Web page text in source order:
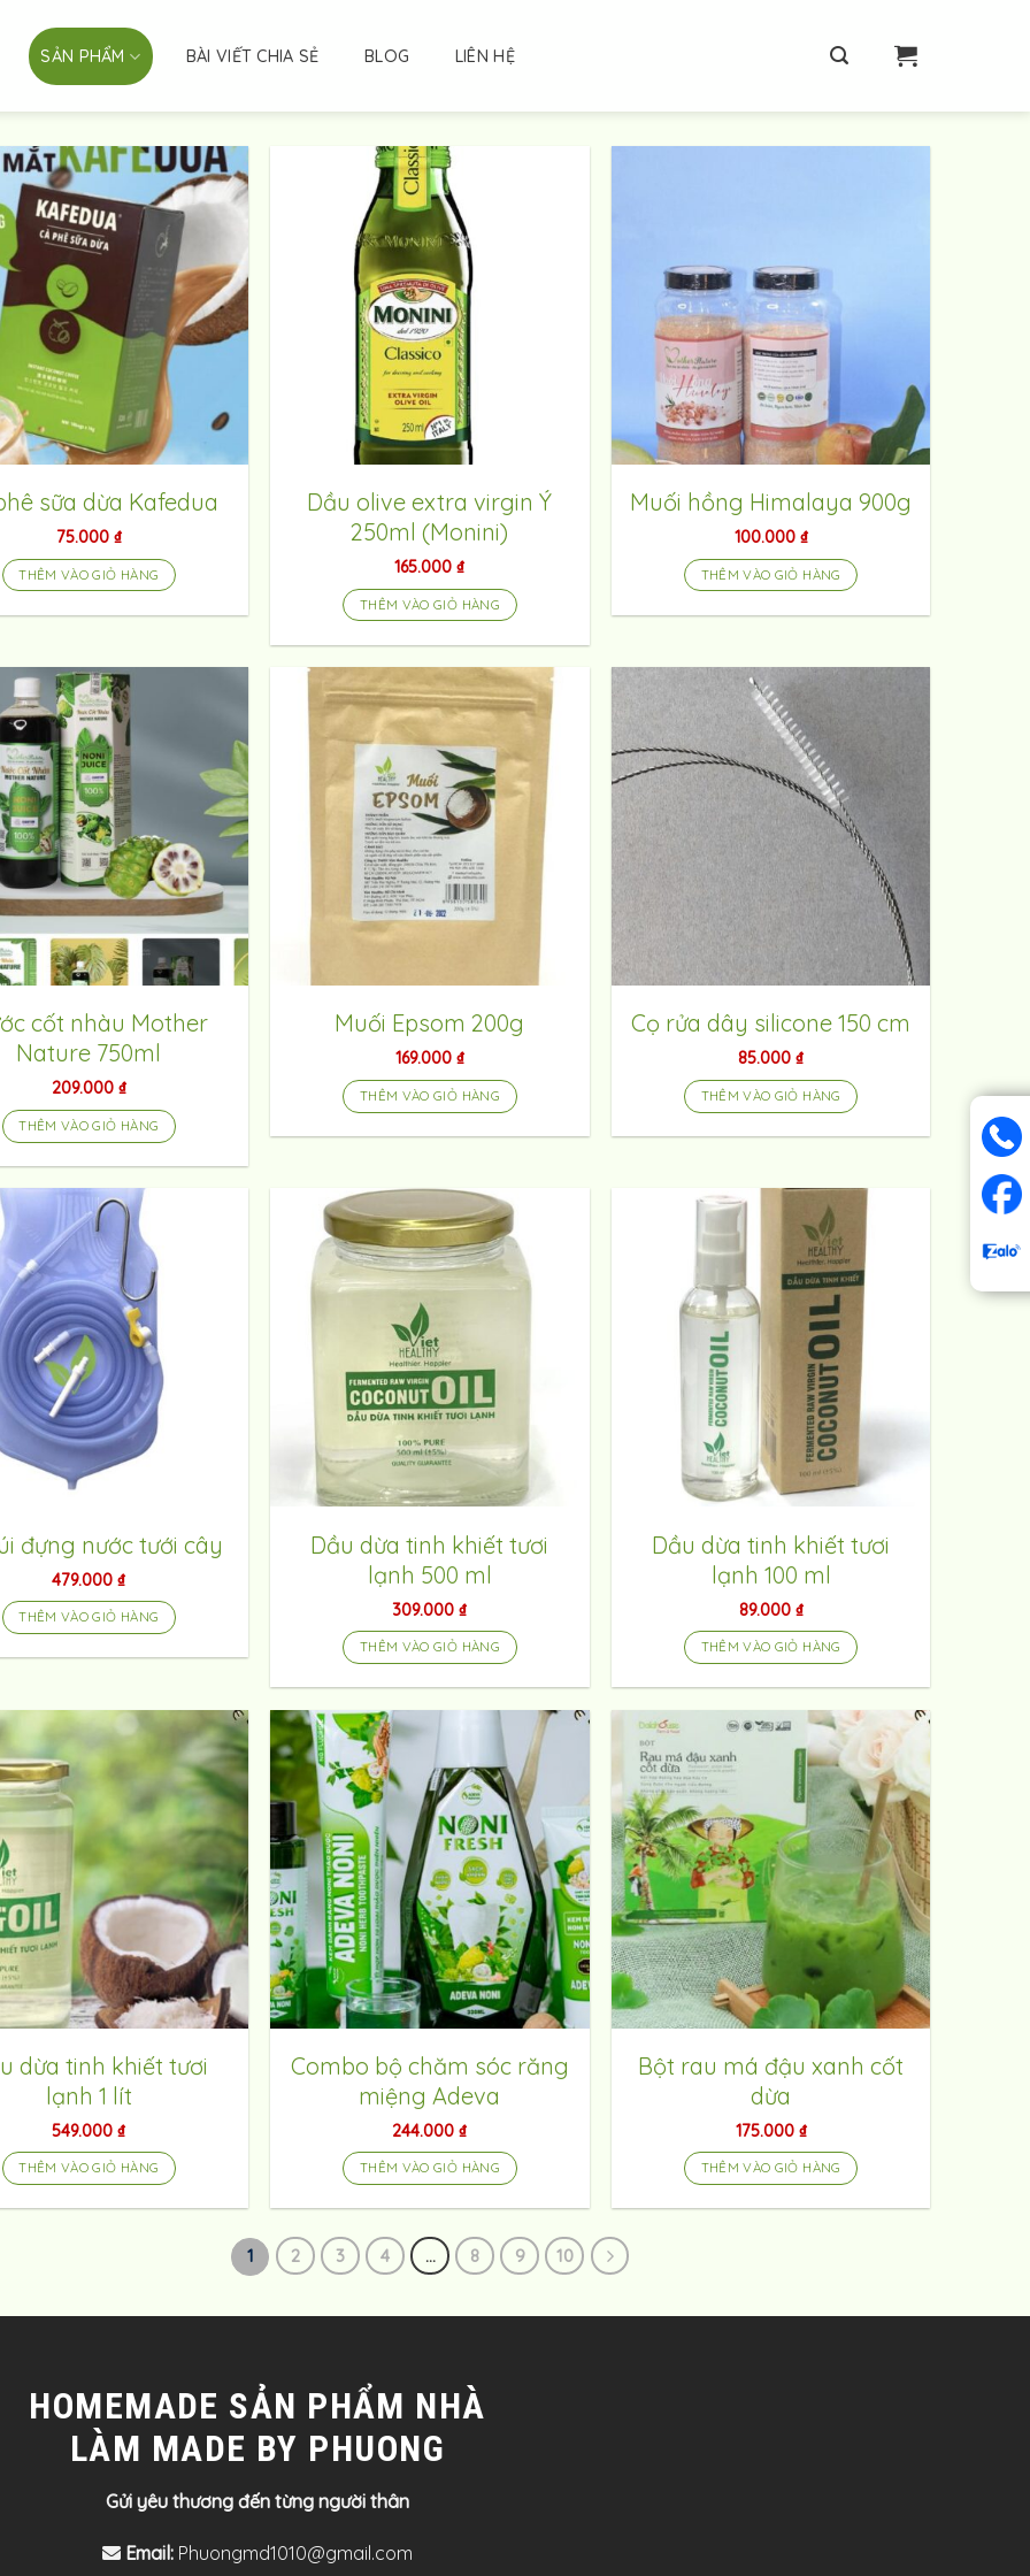
SẢN PHẨM BÀI VIẾT CHIA SẺ BLOG LIÊN HỆ
sữa dừa Kafedua
75.000 ₫
THÊM VÀO GIỎ HÀNG
Dầu olive extra virgin Ý
250ml (Monini)
165.000₫
THÊM VÀO GIỎ HÀNG
Muối hồng Himalaya 900g
100.000 ₫
THÊM VÀO GIỎ HÀNG
cốt nhàu Mother
Nature 750ml
209.000 ₫
THÊM VÀO GIỎ HÀNG
Muối Epsom 200g
169.000 ₫
THÊM VÀO GIỎ HÀNG
Cọ rửa dây silicone 150 cm
85.000₫
THÊM VÀO GIỎ HÀNG
đựng nước tưới cây
479.000₫
THÊM VÀO GIỎ HÀNG
Dầu dừa tinh khiết tươi
lạnh 500 ml
309.000₫
THÊM VÀO GIỎ HÀNG
Dầu dừa tinh khiết tươi
lạnh 100 ml
89.000 ₫
THÊM VÀO GIỎ HÀNG
dừa tinh khiết tươi
lạnh 1 lít
549.000₫
THÊM VÀO GIỎ HÀNG
Combo bộ chăm sóc răng
miệng Adeva
244.000₫
THÊM VÀO GIỎ HÀNG
Bột rau má đậu xanh cốt
dừa
175.000 ₫
THÊM VÀO GIỎ HÀNG
1 2 3 4 … 8 9 10
HOMEMADE SẢN PHẨM NHÀ
LÀM MADE BY PHUONG
Gửi yêu thương đến từng người thân
Email: Phuongmd1010@gmail.com